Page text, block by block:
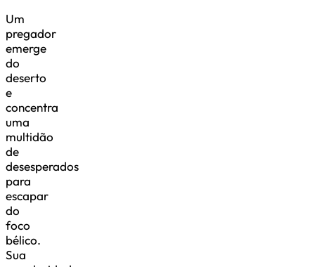
Um
pregador
emerge
do
deserto
e
concentra
uma
multidão
de
desesperados
para
escapar
do
foco
bélico.
Sua